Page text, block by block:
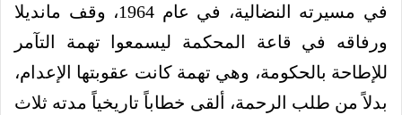
في مسيرته النضالية، في عام 1964، وقف مانديلا
ورفاقه في قاعة المحكمة ليسمعوا تهمة التآمر
للإطاحة بالحكومة، وهي تهمة كانت عقوبتها الإعدام،
بدلاً من طلب الرحمة، ألقى خطاباً تاريخياً مدته ثلاث